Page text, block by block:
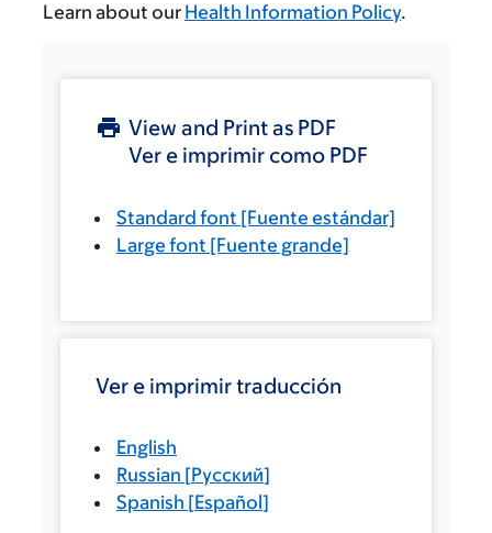
Learn about our Health Information Policy.
View and Print as PDF
Ver e imprimir como PDF
Standard font [Fuente estándar]
Large font [Fuente grande]
Ver e imprimir traducción
English
Russian [Русский]
Spanish [Español]